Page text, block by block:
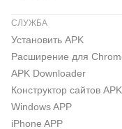
СЛУЖБА
Установить APK
Расширение для
APK Downloader
Конструктор сайтов APK
Windows APP
iPhone APP